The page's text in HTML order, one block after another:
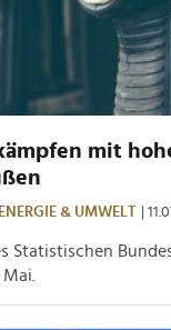
mit
ENERGIE & UMWELT |
Statistischen